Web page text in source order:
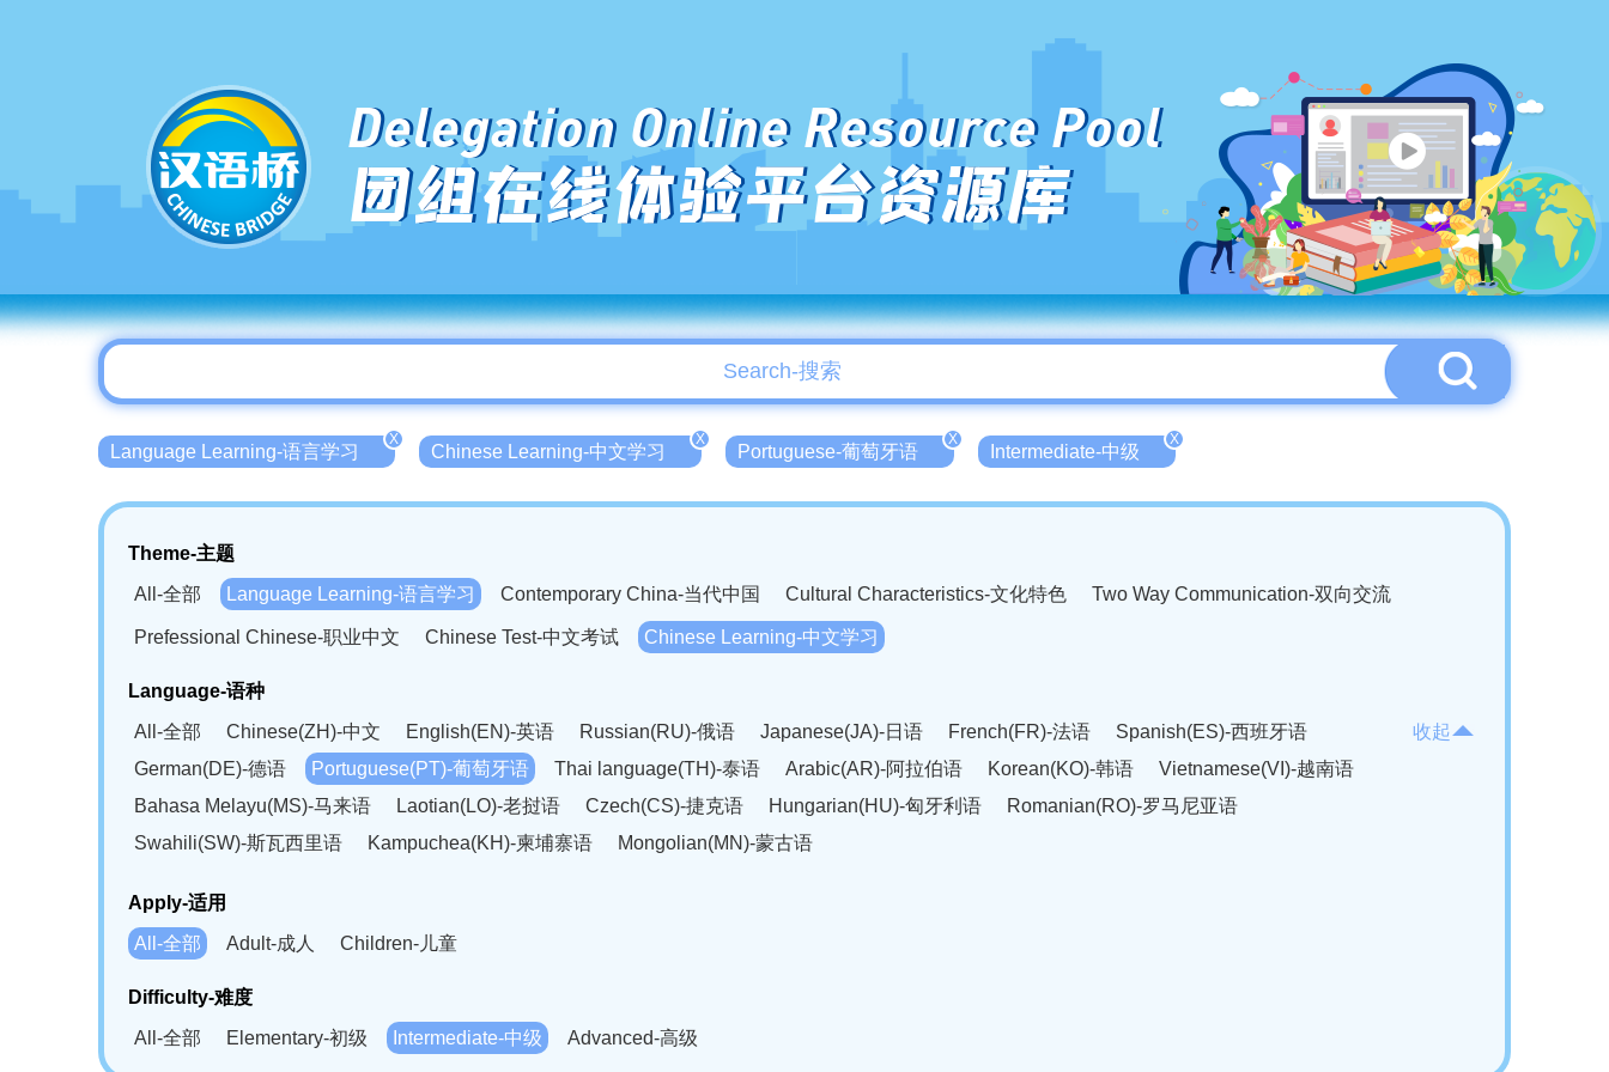
Delegation Online Resource Pool
团组在线体验平台资源库
Language Learning-语言学习
X
Chinese Learning-中文学习
X
Portuguese-葡萄牙语
X
Intermediate-中级
X
Theme-主题
All-全部
Language Learning-语言学习 Contemporary China-当代中国 Cultural Characteristics-文化特色 Two Way Communication-双向交流
Prefessional Chinese-职业中文 Chinese Test-中文考试 Chinese Learning-中文学习
Language-语种
All-全部
Chinese(ZH)-中文 English(EN)-英语 Russian(RU)-俄语 Japanese(JA)-日语 French(FR)-法语
Spanish(ES)-西班牙语
German(DE)-德语
Portuguese(PT)-葡萄牙语 Thai language(TH)-泰语 Arabic(AR)-阿拉伯语 Korean(KO)-韩语
Vietnamese(VI)-越南语
Bahasa Melayu(MS)-马来语
Laotian(LO)-老挝语 Czech(CS)-捷克语 Hungarian(HU)-匈牙利语
Romanian(RO)-罗马尼亚语
Swahili(SW)-斯瓦西里语
Kampuchea(KH)-柬埔寨语 Mongolian(MN)-蒙古语
收起
Apply-适用
All-全部
Adult-成人 Children-儿童
Difficulty-难度
All-全部
Elementary-初级 Intermediate-中级 Advanced-高级